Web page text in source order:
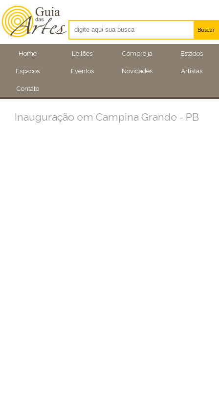
Home Leilões Compre já Estados
Espacos Eventos Novidades Artistas
Contato
Buscar
Artistas
Eventos
Inauguração em Campina Grande - PB